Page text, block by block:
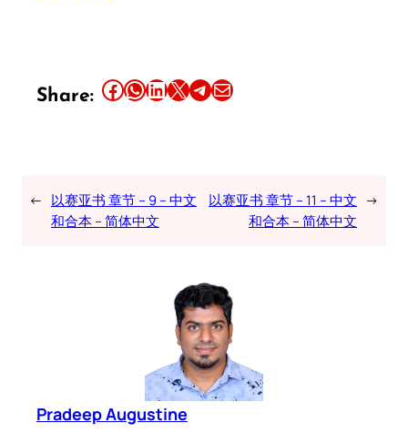
Share: Share this article on Facebook Share this article on WhatsApp Share this article on LinkedIn Share this article on X Share this article on TelegramEmail this Article
← 以赛亚书 章节 – 9 – 中文
和合本 – 简体中文
以赛亚书 章节 – 11 – 中文
和合本 – 简体中文
→
Pradeep Augustine